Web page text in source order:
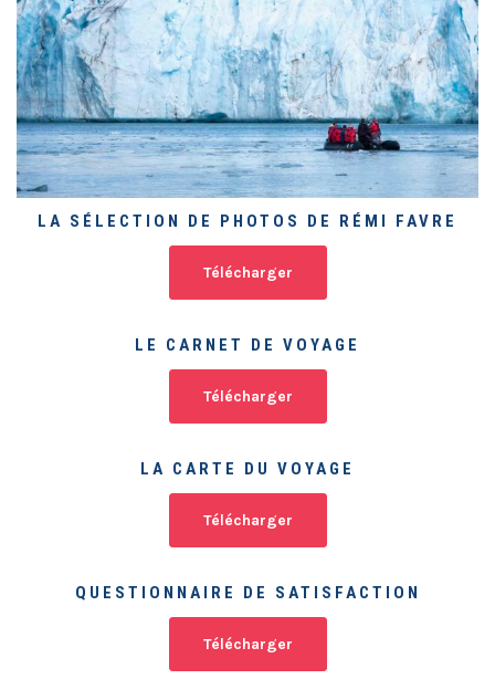
LA SÉLECTION DE PHOTOS DE RÉMI FAVRE
Télécharger
LE CARNET DE VOYAGE
Télécharger
LA CARTE DU VOYAGE
Télécharger
QUESTIONNAIRE DE SATISFACTION
Télécharger